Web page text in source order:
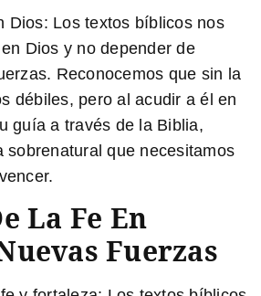
Dios: Los textos bíblicos nos
Dios y no depender de
Reconocemos que sin la
débiles, pero al acudir a él en
guía a través de la Biblia,
sobrenatural que necesitamos
La Fe En
Fuerzas